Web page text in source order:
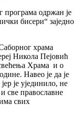
програма одржан је
бисери“ заједно
храма
Никола Пејовић
Храма и о
Навео је да је
је ујединило, не
све православне
свих